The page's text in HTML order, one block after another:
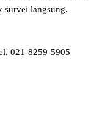
survei langsung.
021-8259-5905